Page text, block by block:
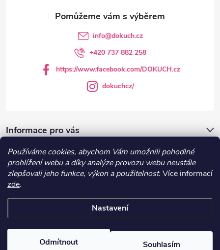
Používáme cookies, abychom Vám umožnili pohodlné
prohlížení webu a díky analýze provozu webu neustále
zlepšovali jeho funkce, výkon a použitelnost. Více informací
zde.
Nastavení
Odmítnout Souhlasím
Informace pro vás
DOKUCH.cz
info@dokuch.cz
+420 737 882 258
https://www.facebook.com/DOKUCH.cz
dokuchcz/
Recepty
cookies